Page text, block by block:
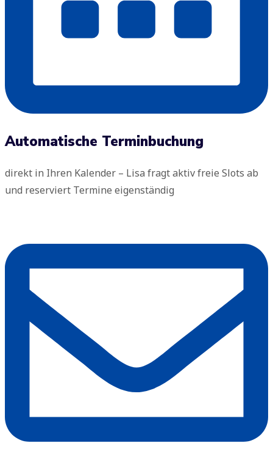
Automatische Terminbuchung
direkt in Ihren Kalender – Lisa fragt aktiv freie Slots ab
und reserviert Termine eigenständig